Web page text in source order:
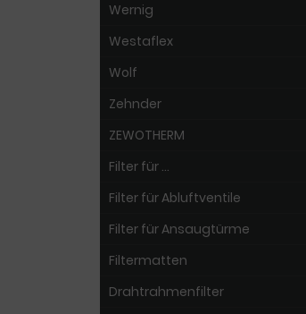
Wernig
Westaflex
Wolf
Zehnder
ZEWOTHERM
Filter für ...
Filter für Abluftventile
Filter für Ansaugtürme
Filtermatten
Drahtrahmenfilter